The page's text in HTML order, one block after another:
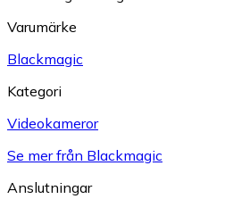
Varumärke
Blackmagic
Kategori
Videokameror
Se mer från Blackmagic
Anslutningar